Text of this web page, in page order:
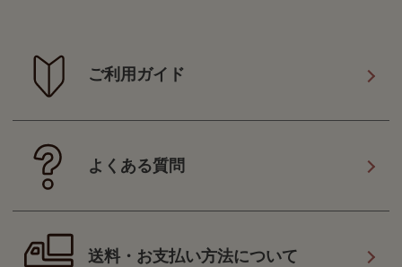
ご利用ガイド
よくある質問
送料・お支払い方法について